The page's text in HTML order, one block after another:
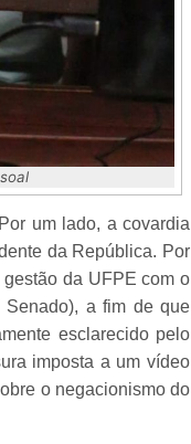
um lado, a covardia
da República. Por
da UFPE com o
Senado), a fim de que
esclarecido pelo
imposta a um vídeo
o negacionismo do